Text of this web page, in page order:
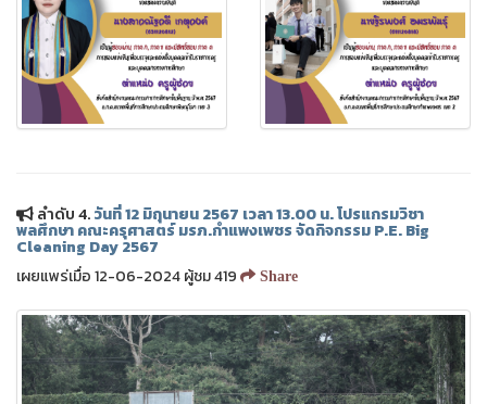
ลำดับ 4.วันที่ 12 มิถุนายน 2567 เวลา 13.00 น. โปรแกรมวิชา
พลศึกษา คณะครุศาสตร์ มรภ.กำแพงเพชร จัดกิจกรรม P.E. Big
Cleaning Day 2567
เผยแพร่เมื่อ 12-06-2024 ผู้ชม 419
Share